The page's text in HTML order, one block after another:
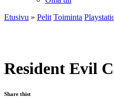
Etusivu » Pelit Toiminta
Resident Evil
Share thist